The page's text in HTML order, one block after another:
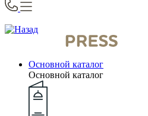
Основной каталог
Основной каталог